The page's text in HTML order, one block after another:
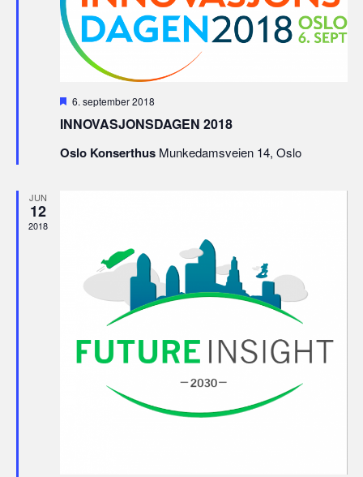
Fremhevet
6. september 2018
INNOVASJONSDAGEN 2018
Oslo Konserthus Munkedamsveien 14, Oslo
JUN
12
2018